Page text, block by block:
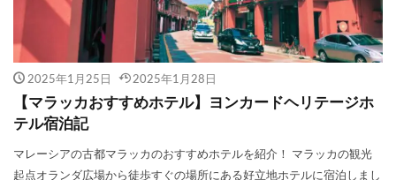
2025年1月25日 2025年1月28日
【マラッカおすすめホテル】ヨンカードヘリテージホ
テル宿泊記
マレーシアの古都マラッカのおすすめホテルを紹介！ マラッカの観光
起点オランダ広場から徒歩すぐの場所にある好立地ホテルに宿泊しまし